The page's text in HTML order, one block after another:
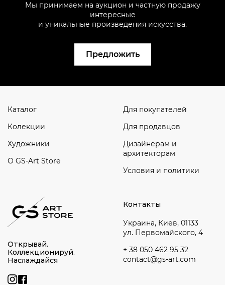
Мы принимаем на аукцион и частную продажу
интересные
и уникальные произведения искусства.
Предложить
Открывай.
Коллекционируй.
Наслаждайся
Контакты
Украина, Киев, 01133
ул. Первомайского, 4
+ 38 050 462 95 32
contact@gs-art.com
Каталог
Колекции
Художники
О GS-Art Store
Для покупателей
Для продавцов
Дизайнерам и
архитекторам
Условия и политики